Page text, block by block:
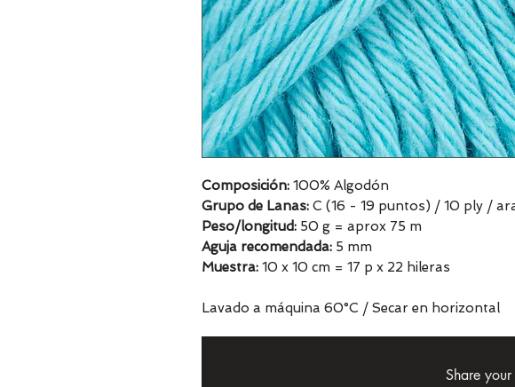
Composición: 100% Algodón
Grupo de Lanas: C (16 - 19 puntos) / 10 ply /
Peso/longitud: 50 g = aprox 75 m
Aguja recomendada: 5 mm
Muestra: 10 x 10 cm = 17 p x 22 hileras
Lavado a máquina 60°C / Secar en horizontal
Share